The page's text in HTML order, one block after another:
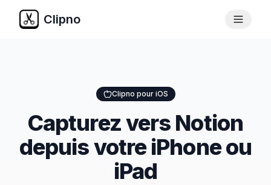
Clipno
Clipno pour iOS
Capturez vers Notion
depuis votre iPhone ou
iPad